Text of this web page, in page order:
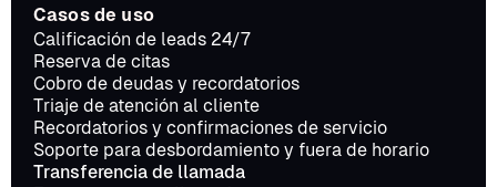
Casos de uso
Calificación de leads 24/7
Reserva de citas
Cobro de deudas y recordatorios
Triaje de atención al cliente
Recordatorios y confirmaciones de servicio
Soporte para desbordamiento y fuera de horario
Transferencia de llamada